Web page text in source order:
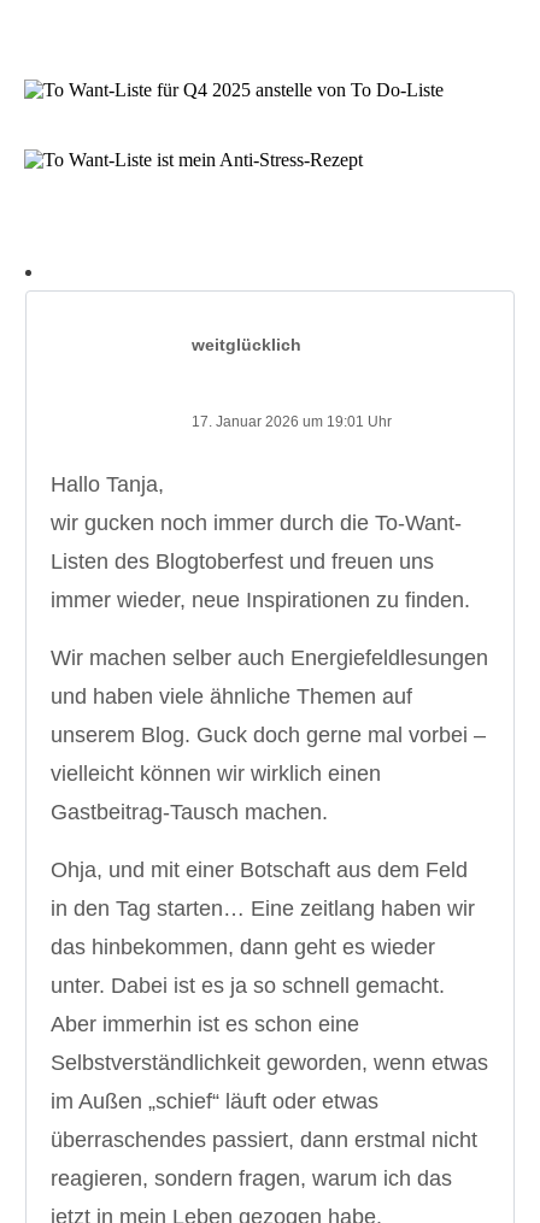
36 Happy Facts über mich [es wird
persönlich, kreativ und crazy]
weitglücklich
17. Januar 2026 um 19:01 Uhr
Hallo Tanja,
wir gucken noch immer durch die To-Want-
Listen des Blogtoberfest und freuen uns
immer wieder, neue Inspirationen zu finden.
Wir machen selber auch Energiefeldlesungen
und haben viele ähnliche Themen auf
unserem Blog. Guck doch gerne mal vorbei –
vielleicht können wir wirklich einen
Gastbeitrag-Tausch machen.
Ohja, und mit einer Botschaft aus dem Feld
in den Tag starten… Eine zeitlang haben wir
das hinbekommen, dann geht es wieder
unter. Dabei ist es ja so schnell gemacht.
Aber immerhin ist es schon eine
Selbstverständlichkeit geworden, wenn etwas
im Außen „schief“ läuft oder etwas
überraschendes passiert, dann erstmal nicht
reagieren, sondern fragen, warum ich das
jetzt in mein Leben gezogen habe.